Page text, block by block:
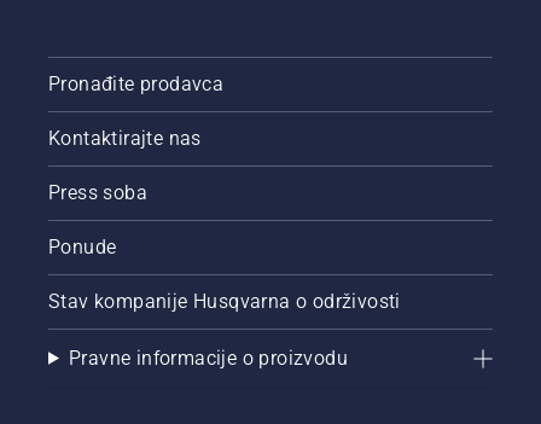
Pronađite prodavca
Kontaktirajte nas
Press soba
Ponude
Stav kompanije Husqvarna o održivosti
Pravne informacije o proizvodu